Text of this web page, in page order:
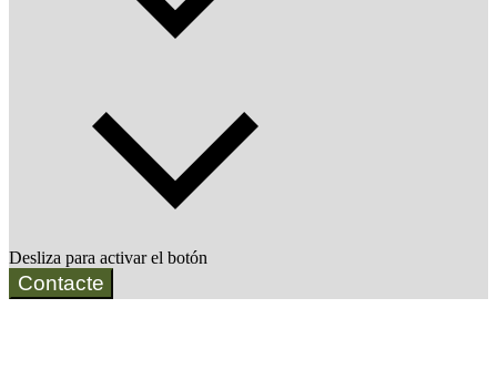
Desliza para activar el botón
Contacte